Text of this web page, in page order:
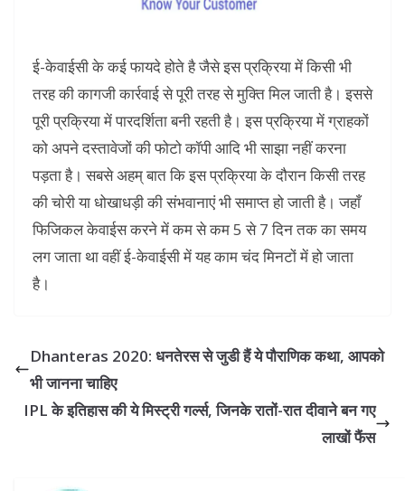
ई-केवाईसी के कई फायदे होते है जैसे इस प्रक्रिया में किसी भी
तरह की कागजी कार्रवाई से पूरी तरह से मुक्ति मिल जाती है। इससे
पूरी प्रक्रिया में पारदर्शिता बनी रहती है। इस प्रक्रिया में ग्राहकों
को अपने दस्तावेजों की फोटो कॉपी आदि भी साझा नहीं करना
पड़ता है। सबसे अहम् बात कि इस प्रक्रिया के दौरान किसी तरह
की चोरी या धोखाधड़ी की संभवानाएं भी समाप्त हो जाती है। जहाँ
फिजिकल केवाईस करने में कम से कम 5 से 7 दिन तक का समय
लग जाता था वहीं ई-केवाईसी में यह काम चंद मिनटों में हो जाता
है।
Dhanteras 2020: धनतेरस से जुडी हैं ये पौराणिक कथा, आपको
भी जानना चाहिए
IPL के इतिहास की ये मिस्ट्री गर्ल्स, जिनके रातों-रात दीवाने बन गए
लाखों फैंस